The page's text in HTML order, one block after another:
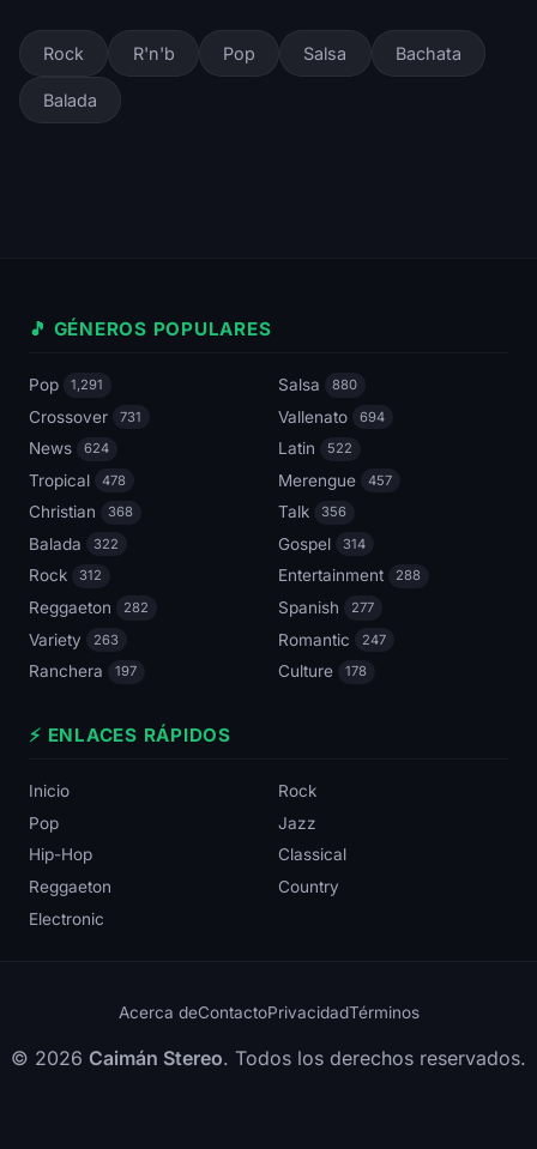
Rock R'n'b Pop Salsa Bachata
Balada
🎵 GÉNEROS POPULARES
Pop 1,291 Salsa 880
Crossover 731 Vallenato 694
News 624 Latin 522
Tropical 478 Merengue 457
Christian 368 Talk 356
Balada 322 Gospel 314
Rock 312 Entertainment 288
Reggaeton 282 Spanish 277
Variety 263 Romantic 247
Ranchera 197 Culture 178
⚡ ENLACES RÁPIDOS
Inicio
Rock
Pop
Jazz
Hip-Hop
Classical
Reggaeton
Country
Electronic
Acerca deContactoPrivacidadTérminos
© 2026 Caimán Stereo. Todos los derechos reservados.